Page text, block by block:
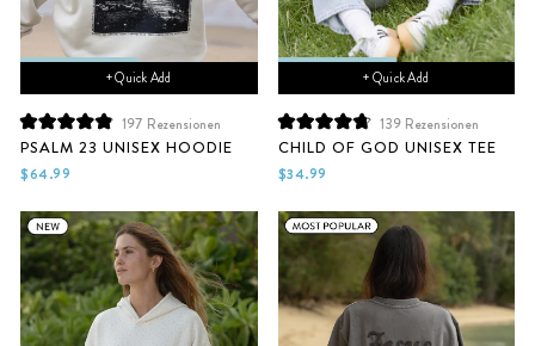
+ Quick Add
Mit
4.9
von
5
Sternen
bewertet
197 Rezensionen
PSALM 23 UNISEX HOODIE
$64.99
+ Quick Add
Mit
4.8
von
5
Sternen
bewertet
139Rezensionen
CHILD OF GOD UNISEX TEE
$34.99